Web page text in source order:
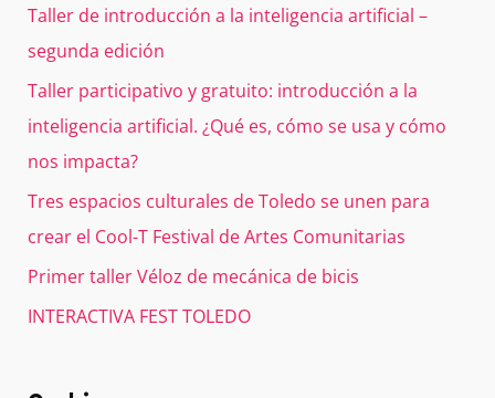
Taller de introducción a la inteligencia artificial –
segunda edición
Taller participativo y gratuito: introducción a la
inteligencia artificial. ¿Qué es, cómo se usa y cómo
nos impacta?
Tres espacios culturales de Toledo se unen para
crear el Cool-T Festival de Artes Comunitarias
Primer taller Véloz de mecánica de bicis
INTERACTIVA FEST TOLEDO